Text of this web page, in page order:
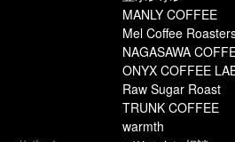
MANLY COFFEE
Mel Coffee
NAGASAWA
ONYX COFFEE
Raw Sugar Roast
TRUNK COFFEE
warmth